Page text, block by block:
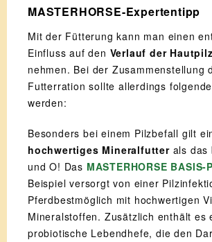
MASTERHORSE-Expertentipp
Mit der Fütterung kann man einen
Einfluss auf den Verlauf der
nehmen. Bei der Zusammenstellung
Futterration sollte allerdings
werden:
Besonders bei einem Pilzbefall gilt
hochwertiges Mineralfutterals das
und O! Das MASTERHORSE BASIS-
Beispiel versorgt von einer
Pferdbestmöglich mit hochwertigen
Mineralstoffen. Zusätzlich enthält es
probiotische Lebendhefe, die den